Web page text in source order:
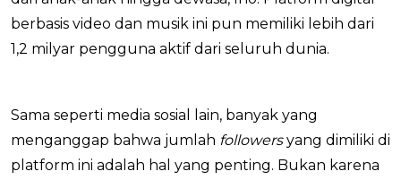
berbasis video dan musik ini pun memiliki lebih dari
1,2 milyar pengguna aktif dari seluruh dunia.
Sama seperti media sosial lain, banyak yang
menganggap bahwa jumlah followersyang dimiliki di
platform ini adalah hal yang penting. Bukan karena